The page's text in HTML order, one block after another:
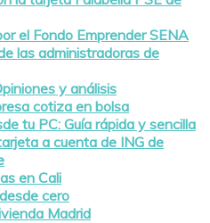
el Fondo Emprender SENA
las administradoras de
y análisis
cotiza en bolsa
tu PC: Guía rápida y sencilla
a cuenta de ING de
en Cali
cero
Madrid